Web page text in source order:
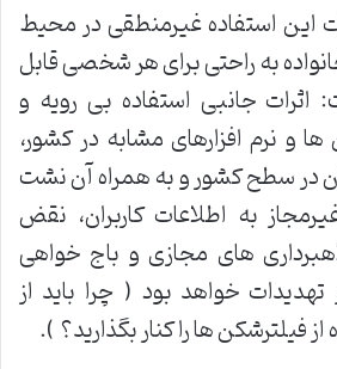
این استفاده غیرمنطقی در محیط
به راحتی برای هر شخصی قابل
جانبی استفاده بی رویه و
و نرم افزارهای مشابه در کشور،
در سطح کشور و به همراه آن نشت
به اطلاعات کاربران، نقض
های مجازی و باج خواهی
تهدیدات خواهد بود ( چرا باید از
فیلترشکن ها را کنار بگذارید؟ ).